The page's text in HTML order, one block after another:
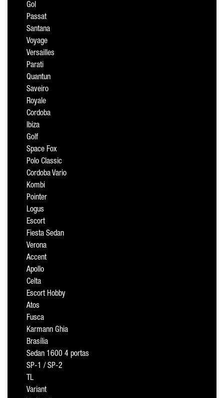
Gol
Passat
Santana
Voyage
Versailles
Parati
Quantun
Saveiro
Royale
Cordoba
Ibiza
Golf
Space Fox
Polo Classic
Cordoba Vario
Kombi
Pointer
Logus
Escort
Fiesta Sedan
Verona
Accent
Apollo
Celta
Escort Hobby
Atos
Fusca
Karmann Ghia
Brasília
Sedan 1600 4 portas
SP-1 / SP-2
TL
Variant